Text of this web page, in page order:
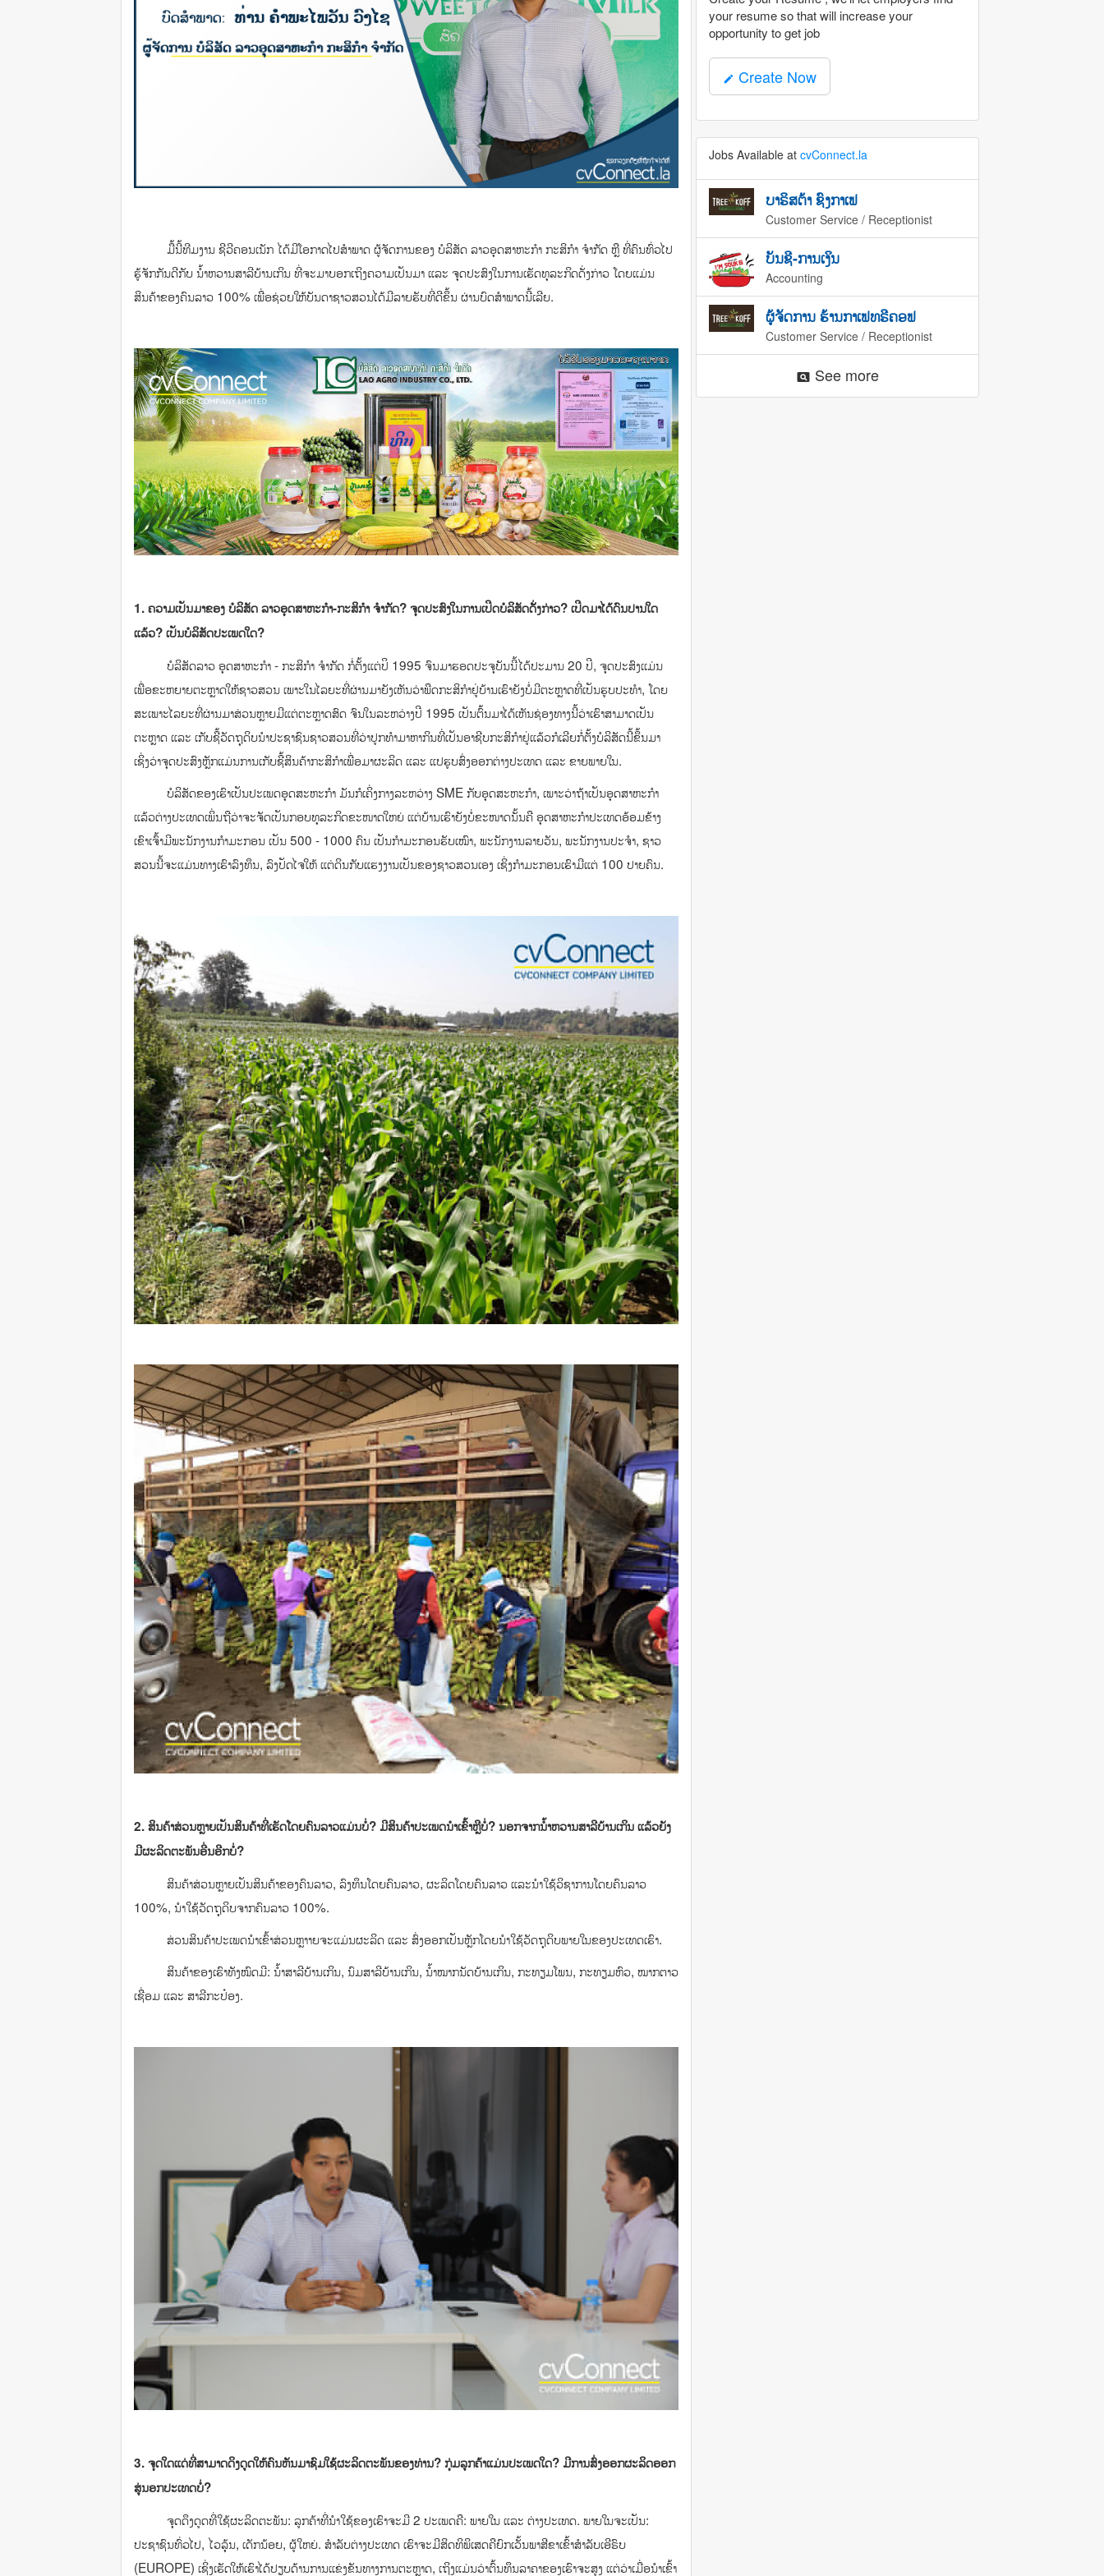
ມື້ນີ້ທີມງານ ຊີວີຄອນເນັກ ໄດ້ມີໂອກາດໄປສໍາພາດ ຜູ້ຈັດການຂອງ ບໍລິສັດ ລາວອຸດສາຫະກໍາ ກະສິກໍາ ຈໍາກັດ ຫຼື ທີ່ຄົນທົ່ວໄປ
ຮູ້ຈັກກັນດີກັບ ນໍ້າຫວານສາລີບ້ານເກິນ ທີ່ຈະມາບອກເຖິງຄວາມເປັນມາ ແລະ ຈຸດປະສົງໃນການເຮັດທຸລະກິດດັ່ງກ່າວ ໂດຍແມ່ນ
ສິນຄ້າຂອງຄົນລາວ 100% ເພື່ອຊ່ວຍໃຫ້ບັນດາຊາວສວນໄດ້ມີລາຍຮັບທີ່ດີຂຶ້ນ ຜ່ານບົດສໍາພາດນີ້ເລີຍ.
1. ຄວາມເປັນມາຂອງ ບໍລິສັດ ລາວອຸດສາຫະກໍາ-ກະສິກໍາ ຈໍາກັດ? ຈຸດປະສົງໃນການເປີດບໍລິສັດດັັ່ງກ່າວ? ເປີດມາໄດ້ດົນປານໃດ
ແລ້ວ? ເປັນບໍລິສັດປະເພດໃດ?
ບໍລິສັດລາວ ອຸດສາຫະກໍາ - ກະສິກໍາ ຈໍາກັດ ກໍ່ຕັ້ງແຕ່ປິ 1995 ຈົນມາຮອດປະຈຸບັນນີ້ໄດ້ປະມານ 20 ປີ, ຈຸດປະສົງເເມ່ນ
ເພື່ອຂະຫຍາຍຕະຫຼາດໃຫ້ຊາວສວນ ເພາະໃນໄລຍະທີ່ຜ່ານມາຍັງເຫັນວ່າພືດກະສິກໍາຢູ່ບ້ານເຮົາຍັງບໍ່ມີຕະຫຼາດທີ່ເປັນຮູບປະທໍາ, ໂດຍ
ສະເພາະໄລຍະທີ່ຜ່ານມາສ່ວນຫຼາຍມີແຕ່ຕະຫຼາດສົດ ຈົນໃນລະຫວ່າງປີ 1995 ເປັນຕົ້ນມາໄດ້ເຫັນຊ່ອງທາງນີ້ວ່າເຮົາສາມາດເປັນ
ຕະຫຼາດ ແລະ ເກັບຊື້ວັດຖຸດິບນໍາປະຊາຊົນຊາວສວນທີ່ວ່າປູກທໍາມາຫາກິນທີ່ເປັນອາຊີບກະສິກໍາຢູ່ແລ້ວກໍເລີຍກໍ່ຕັ້ງບໍລິສັດນີ້ຂຶ້ນມາ
ເຊິ່ງວ່າຈຸດປະສົງຫຼັກແມ່ນການເກັບຊື້ສິນຄ້າກະສິກໍາເພື່ອມາຜະລິດ ແລະ ແປຮູບສົ່ງອອກຕ່າງປະເທດ ແລະ ຂາຍພາຍໃນ.
ບໍລິສັດຂອງເຮົາເປັນປະເພດອຸດສະຫະກໍາ ມັນກໍເຄິ່ງກາງລະຫວ່າງ SME ກັບອຸດສະຫະກໍາ, ເພາະວ່າຖ້າເປັນອຸດສາຫະກໍາ
ແລ້ວຕ່າງປະເທດເພິ່ນຖືວ່າຈະຈັດເປັນກອບທຸລະກິດຂະໜາດໃຫຍ່ ແຕ່ບ້ານເຮົາຍັງບໍ່ຂະໜາດນັ້ນຄື ອຸດສາຫະກໍາປະເທດອ້ອມຂ້າງ
ເຂົາເຈົ້າມີພະນັກງານກໍາມະກອນ ເປັນ 500 - 1000 ຄົນ ເປັນກໍາມະກອນຮັບເໝົາ, ພະນັກງານລາຍວັນ, ພະນັກງານປະຈໍາ, ຊາວ
ສວນນີ້ຈະແມ່ນທາງເຮົາລົງທຶນ, ລົງປັດໄຈໃຫ້ ແຕ່ດິນກັບແຮງງານເປັນຂອງຊາວສວນເອງ ເຊິ່ງກໍາມະກອນເຮົາມີແຕ່ 100 ປາຍຄົນ.
2. ສິນຄ້າສ່ວນຫຼາຍເປັນສິນຄ້າທີ່ເຮັດໂດຍຄົນລາວແມ່ນບໍ່? ມີສິນຄ້າປະເພດນໍາເຂົ້າຫຼືບໍ່? ນອກຈາກນໍ້າຫວານສາລີບ້ານເກິນ ແລ້ວຍັງ
ມີຜະລິດຕະພັນອື່ນອີກບໍ່?
ສິນຄ້າສ່ວນຫຼາຍເປັນສິນຄ້າຂອງຄົນລາວ, ລົງທຶນໂດຍຄົນລາວ, ຜະລິດໂດຍຄົນລາວ ແລະນໍາໃຊ້ວິຊາການໂດຍຄົນລາວ
100%, ນໍາໃຊ້ວັດຖຸດິບຈາກຄົນລາວ 100%.
ສ່ວນສິນຄ້າປະເພດນໍາເຂົ້າສ່ວນຫຼາາຍຈະແມ່ນຜະລິດ ແລະ ສົ່ງອອກເປັນຫຼັກໂດຍນໍາໃຊ້ວັດຖຸດິບພາຍໃນຂອງປະເທດເຮົາ.
ສິນຄ້າຂອງເຮົາທັງໝົດມີ: ນໍ້າສາລີບ້ານເກິນ, ນົມສາລີບ້ານເກິນ, ນໍ້າໝາກນັດບ້ານເກິນ, ກະທຽມໂພນ, ກະທຽມຫົວ, ໝາກຕາວ
ເຊື່ອມ ແລະ ສາລີກະປ໋ອງ.
3. ຈຸດໃດແດ່ທີ່ສາມາດດຶງດູດໃຫ້ຄົນຫັນມາຊົມໃຊ້ຜະລິດຕະພັນຂອງທ່ານ? ກຸ່ມລູກຄ້າແມ່ນປະເພດໃດ? ມີການສົ່ງອອກຜະລິດອອກ
ສູ່ນອກປະເທດບໍ່?
ຈຸດດຶງດູດທີ່ໃຊ້ຜະລິດຕະພັນ: ລູກຄ້າທີ່ນໍາໃຊ້ຂອງເຮົາຈະມີ 2 ປະເພດຄື: ພາຍໃນ ແລະ ຕ່າງປະເທດ. ພາຍໃນຈະເປັນ:
ປະຊາຊົນທົ່ວໄປ, ໄວລຸ້ນ, ເດັກນ້ອຍ, ຜູ້ໃຫຍ່. ສໍາລັບຕ່າງປະເທດ ເຮົາຈະມີສິດທິພິເສດຄືຍົກເວັ້ນພາສີຂາເຂົ້າສໍາລັບເອີຣົບ
(EUROPE) ເຊິ່ງເຮັດໃຫ້ເຮົາໄດ້ປຽບດ້ານການແຂ່ງຂັນທາງການຕະຫຼາດ, ເຖິງແມ່ນວ່າຕົ້ນທຶນລາຄາຂອງເຮົາຈະສູງ ແຕ່ວ່າເມື່ອນໍາເຂົ້າ
your resume so that will increase your
opportunity to get job
mode_edit Create Now
Jobs Available at cvConnect.la
ບາຣິສຕ້າ ຊົງກາເຟ
Customer Service / Receptionist
ບັນຊີ-ການເງິນ
Accounting
ຜູ້ຈັດການ ຮ້ານກາເຟທຣີຄອຟ
Customer Service / Receptionist
pageview See more